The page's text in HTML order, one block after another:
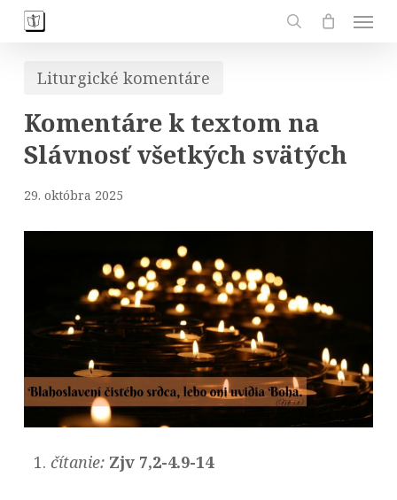
Skip
contentLiturgické komentáre
Komentáre k textom na
Slávnosť všetkých svätých
29. októbra 2025
čítanie: Zjv 7,2-4.9-14